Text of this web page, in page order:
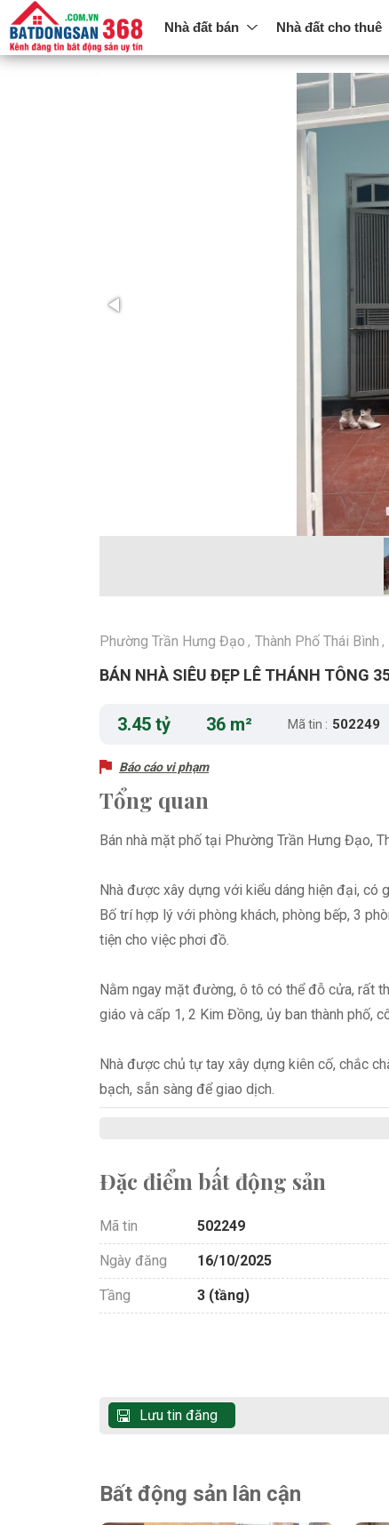
Nhà đất bán Nhà đất cho thuê
Phường Trần Hưng Đạo , Thành Phố Thái Bình ,
BÁN NHÀ SIÊU ĐẸP LÊ THÁNH TÔNG
3.45 tỷ 36 m² Mã tin : 502249
Báo cáo vi phạm
Tổng quan
Bán nhà mặt phố tại Phường Trần Hưng Đạo,
Nhà được xây dựng với kiểu dáng hiện đại, có
Bố trí hợp lý với phòng khách, phòng bếp, 3
tiện cho việc phơi đồ.
Nằm ngay mặt đường, ô tô có thể đỗ cửa, rất
giáo và cấp 1, 2 Kim Đồng, ủy ban thành phố,
Nhà được chủ tự tay xây dựng kiên cố, chắc
bạch, sẵn sàng để giao dịch.
Đặc điểm bất động sản
Mã tin 502249
Ngày đăng 16/10/2025
Tầng 3 (tầng)
Lưu tin đăng
Bất động sản lân cận